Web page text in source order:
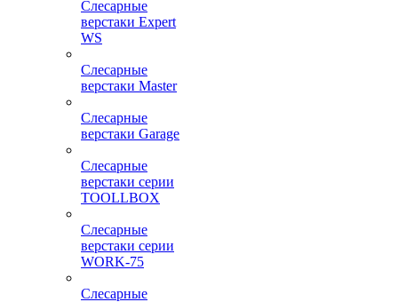
Слесарные
верстаки Expert
WS
Слесарные
верстаки Master
Слесарные
верстаки Garage
Слесарные
верстаки серии
TOOLLBOX
Слесарные
верстаки серии
WORK-75
Слесарные